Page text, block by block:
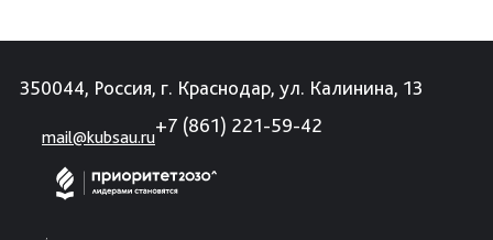
350044, Россия, г. Краснодар, ул. Калинина, 13
mail@kubsau.ru
+7 (861) 221-59-42